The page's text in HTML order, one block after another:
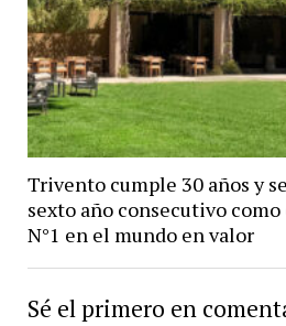
Trivento cumple 30 años y
sexto año consecutivo
N°1 en el mundo en valor
Sé el primero en